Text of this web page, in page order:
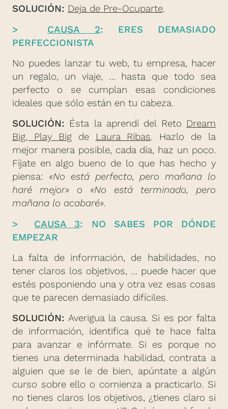
SOLUCIÓN: Deja de Pre-Ocuparte.
> CAUSA 2: ERES DEMASIADO
PERFECCIONISTA
No puedes lanzar tu web, tu empresa, hacer
un regalo, un viaje, … hasta que todo sea
perfecto o se cumplan esas condiciones
ideales que sólo están en tu cabeza.
SOLUCIÓN: Ésta la aprendí del Reto Dream
Big, Play Bigde Laura Ribas. Hazlo de la
mejor manera posible, cada día, haz un poco.
Fíjate en algo bueno de lo que has hecho y
piensa: «No está perfecto, pero mañana lo
haré mejor» o «No está terminado, pero
mañana lo acabaré».
> CAUSA 3: NO SABES POR DÓNDE
EMPEZAR
La falta de información, de habilidades, no
tener claros los objetivos, … puede hacer que
estés posponiendo una y otra vez esas cosas
que te parecen demasiado difíciles.
SOLUCIÓN: Averigua la causa. Si es por falta
de información, identifica qué te hace falta
para avanzar e infórmate. Si es porque no
tienes una determinada habilidad, contrata a
alguien que se le de bien, apúntate a algún
curso sobre ello o comienza a practicarlo. Si
no tienes claros los objetivos, ¿tienes claro si